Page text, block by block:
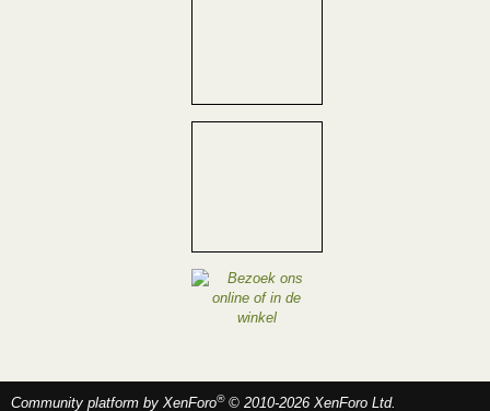
Community platform by XenForo® © 2010-2026 XenForo Ltd.